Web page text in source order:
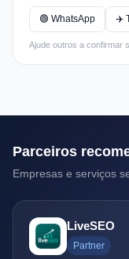
🟢 WhatsApp ✈️
Ajude outros a confirmar
Parceiros
Empresas e serviços
LiveSEO
Partner